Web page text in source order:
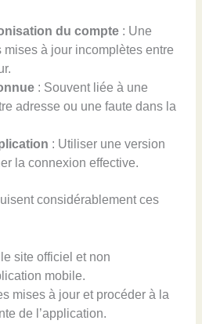
du compte: Une
à jour incomplètes entre
: Souvent liée à une
adresse ou une faute dans la
: Utiliser une version
la connexion effective.
considérablement ces
site officiel et non
mobile.
mises à jour et procéder à la
de l’application.